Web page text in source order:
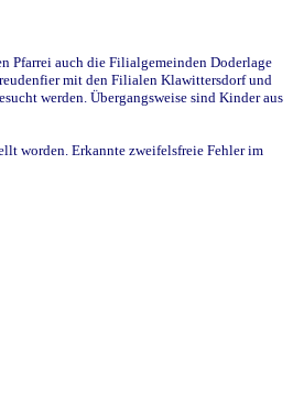
Pfarrei auch die Filialgemeinden Doderlage
mit den Filialen Klawittersdorf und
werden. Übergangsweise sind Kinder aus
worden. Erkannte zweifelsfreie Fehler im